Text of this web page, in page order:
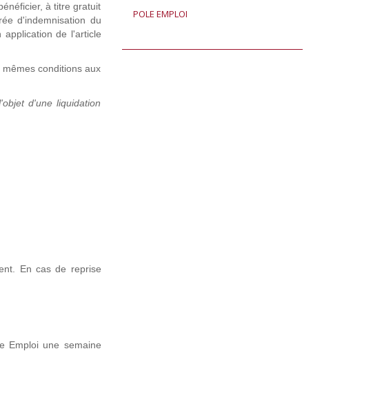
à titre gratuit
d'indemnisation du
de l'article
conditions aux
d'une liquidation
En cas de reprise
Emploi une semaine
POLE EMPLOI